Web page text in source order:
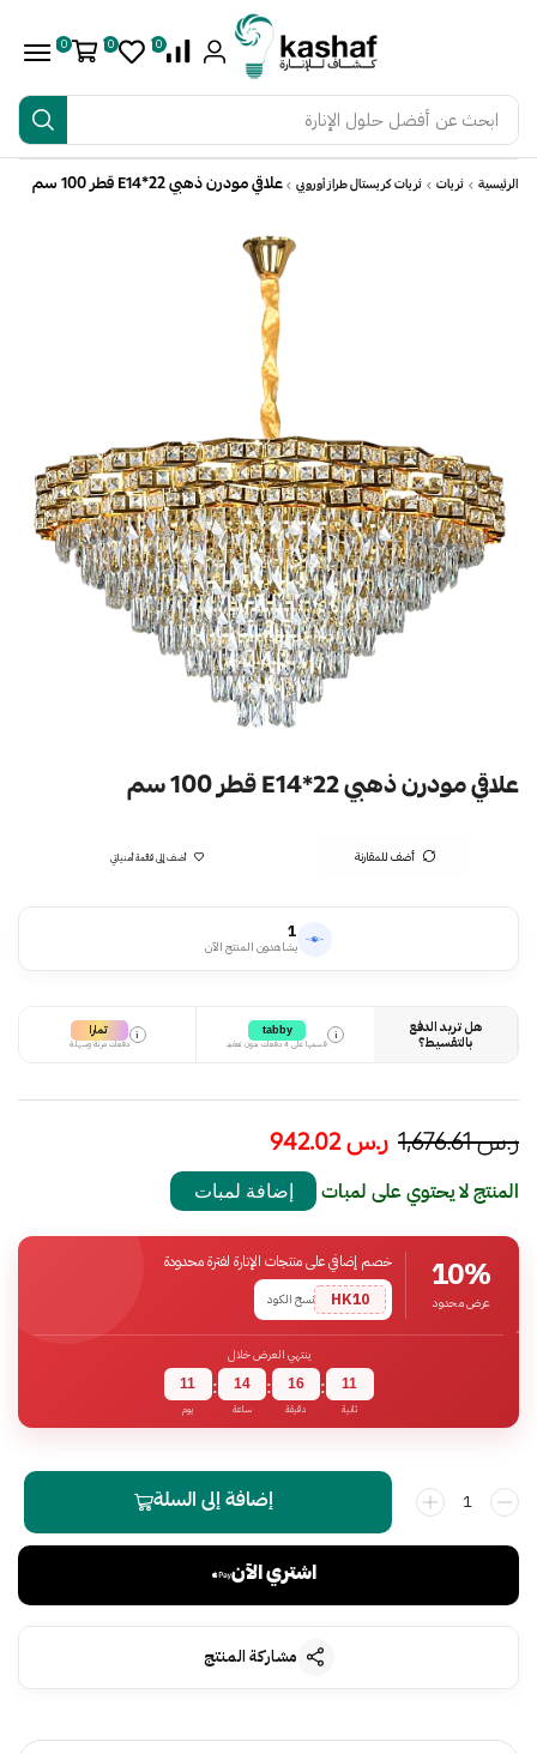
ابحث عن أفضل حلول الإنارة
0
0
0
الرئيسية ثريات ثريات كريستال طراز أوروبي علاقي مودرن ذهبي E14*22 قطر 100 سم
علاقي مودرن ذهبي E14*22 قطر 100 سم
أضف للمقارنة أضف إلى قائمة أمنياتي
1
يشاهدون المنتج الآن
هل تريد الدفع
بالتقسيط؟
i
tabby
قسمها على 4 دفعات بدون تعقيد
i تمارا
دفعات مرنة وسهلة
ر.س1,676.61 ر.س942.02
المنتج لا يحتوي على لمبات إضافة لمبات
10%
عرض محدود
خصم إضافي على منتجات الإنارة لفترة محدودة
HK10
نسخ الكود
ينتهي العرض خلال
11
يوم
: 14
ساعة
: 16
دقيقة
: 10
ثانية
إضافة إلى السلة
اشتري الآن
مشاركة المنتج